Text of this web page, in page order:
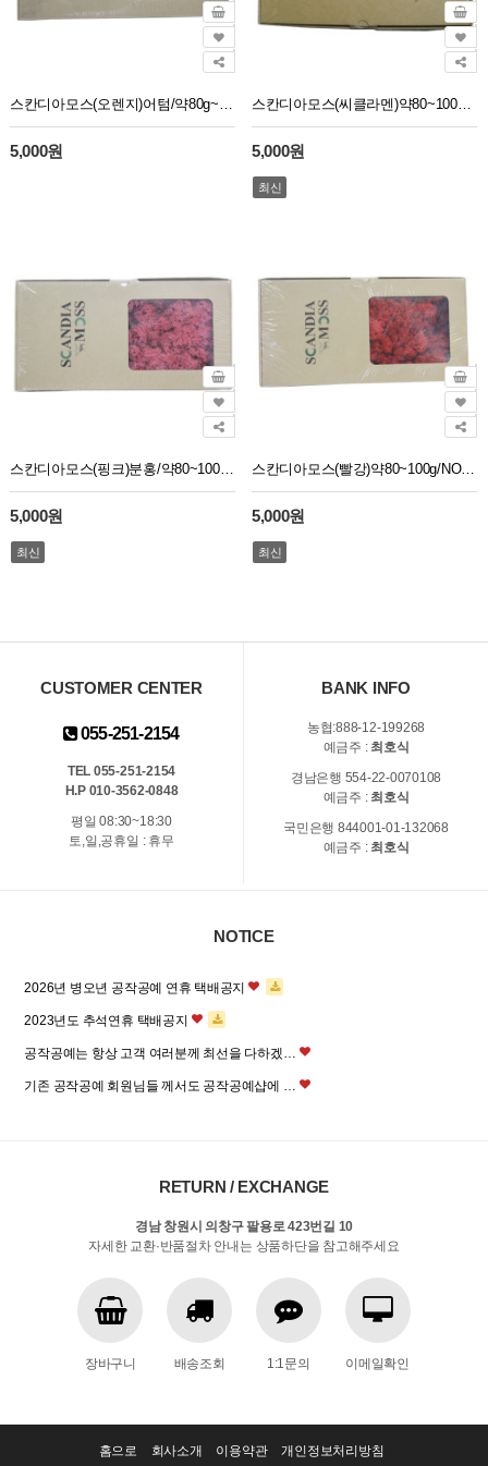
5,000원
스칸디아모스(씨클라멘)약80~100g/NO13269
5,000원
최신
스칸디아모스(핑크)분홍/약80~100g/NO13262
5,000원
최신
스칸디아모스(빨강)약80~100g/NO13257
5,000원
최신
CUSTOMER CENTER
055-251-2154
TEL 055-251-2154
H.P 010-3562-0848
평일 08:30~18:30
토,일,공휴일 : 휴무
BANK INFO
농협:888-12-199268
예금주 : 최호식
경남은행 554-22-0070108
예금주 : 최호식
국민은행 844001-01-132068
예금주 : 최호식
NOTICE
2026년 병오년 공작공예 연휴 택배공지
2023년도 추석연휴 택배공지
공작공예는 항상 고객 여러분께 최선을 다하겠…
기존 공작공예 회원님들 께서도 공작공예샵에 …
RETURN / EXCHANGE
경남 창원시 의창구 팔용로 423번길 10
자세한 교환·반품절차 안내는 상품하단을 참고해주세요
장바구니 배송조회 1:1문의 이메일확인
홈으로 회사소개 이용약관 개인정보처리방침